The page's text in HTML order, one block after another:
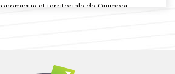
et territoriale de Quimper
cette rubrique